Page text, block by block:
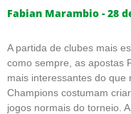
Fabian Marambio 28
A partida de clubes mais
como sempre, as apostas
mais interessantes do que
Champions costumam
jogos normais do torneio.